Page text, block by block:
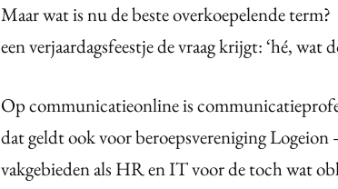
Maar wat is nu de beste overkoepelende
een verjaardagsfeestje de vraag krijgt: ‘hé, wat
Op communicatieonline is
dat geldt ook voor beroepsvereniging Logeion
vakgebieden als HR en IT voor de toch wat